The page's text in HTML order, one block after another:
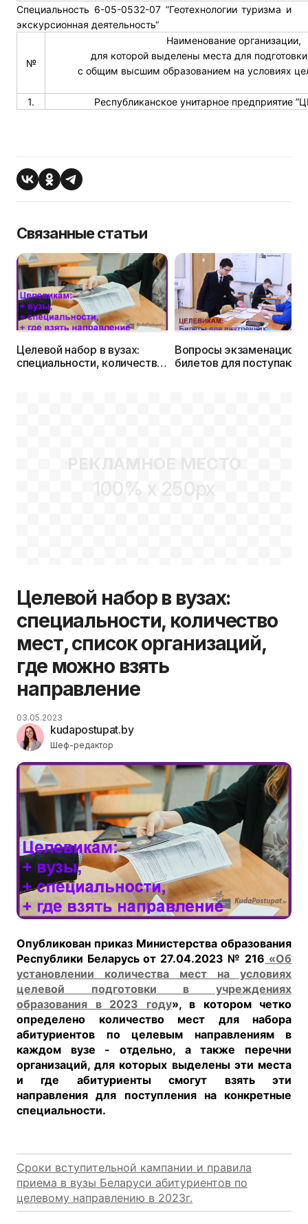
Специальность 6-05-0532-07 ”Геотехнологии туризма и
экскурсионная деятельность“
№
Наименование организации,
для которой выделены места для
с общим высшим образованием на условиях
1. Республиканское унитарное предприятие
Связанные статьи
Целевой набор в вузах:
специальности, количество
Вопросы
билетов для
РЕКЛАМНОЕ МЕСТО
100% x 250px
Целевой набор в вузах:
специальности, количество
мест, список организаций,
где можно взять
направление
kudapostupat.by
Шеф-редактор
03.05.2023
Опубликован приказ Министерства образования
Республики Беларусь от 27.04.2023 № 216 «Об
установлении количества мест на условиях
целевой подготовки в учреждениях
образования в 2023 году», в котором четко
определено количество мест для набора
абитуриентов по целевым направлениям в
каждом вузе - отдельно, а также перечни
организаций, для которых выделены эти места
и где абитуриенты смогут взять эти
направления для поступления на конкретные
специальности.
Сроки вступительной кампании и правила
приема в вузы Беларуси абитуриентов по
целевому направлению в 2023г.